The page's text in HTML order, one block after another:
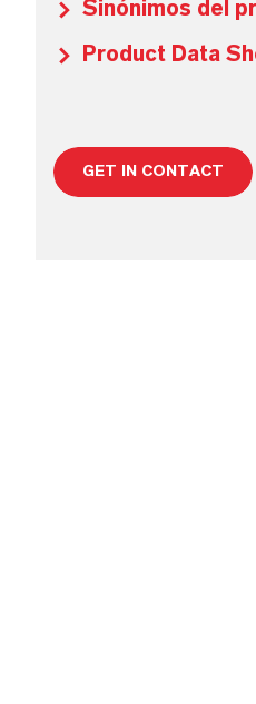
Sinónimos del
Product Data
GET IN CONTACT